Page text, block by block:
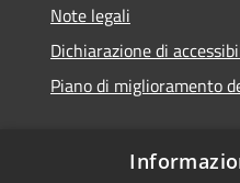
Note legali
Dichiarazione di
Piano di miglioramento